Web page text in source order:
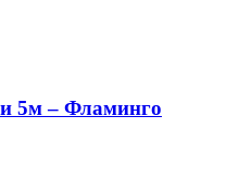
5м – Фламинго